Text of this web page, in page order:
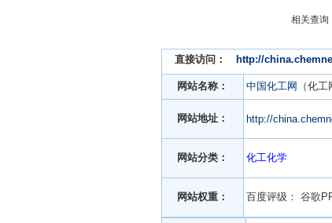
相关查询
直接访问： http://
网站名称： 中国化工网 （化
网站地址： http://
网站分类： 化工化学
网站权重： 百度评级： 谷歌